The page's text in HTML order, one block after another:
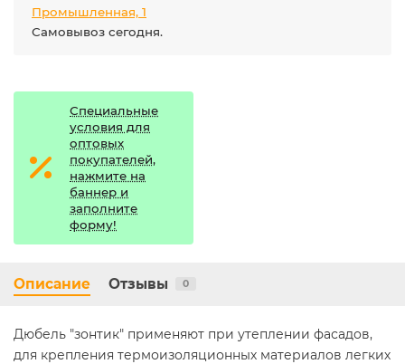
Промышленная, 1
Самовывоз сегодня.
Специальные
условия для
оптовых
покупателей,
нажмите на
баннер и
заполните
форму!
Описание Отзывы 0
Дюбель "зонтик" применяют при утеплении фасадов,
для крепления термоизоляционных материалов легких